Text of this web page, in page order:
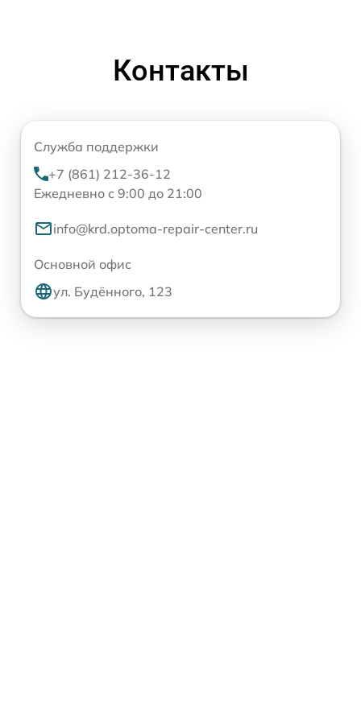
Контакты
Служба поддержки
+7 (861) 212-36-12
Ежедневно с 9:00 до 21:00
info@krd.optoma-repair-center.ru
Основной офис
ул. Будённого, 123